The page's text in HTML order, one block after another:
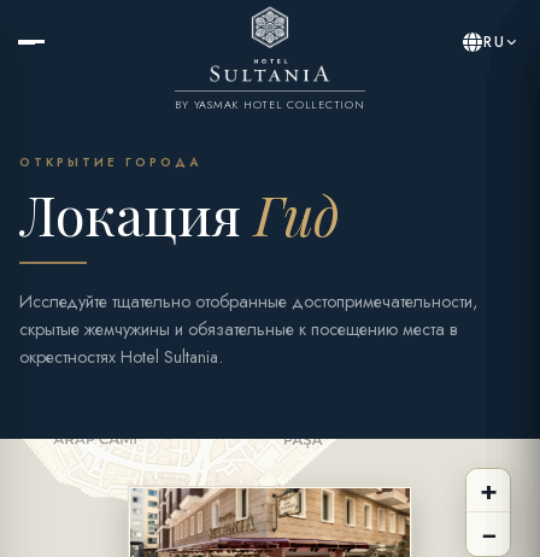
BY YASMAK HOTEL COLLECTION
RU
ОТКРЫТИЕ ГОРОДА
Локация Гид
Исследуйте тщательно отобранные достопримечательности,
скрытые жемчужины и обязательные к посещению места в
окрестностях Hotel Sultania.
+
−